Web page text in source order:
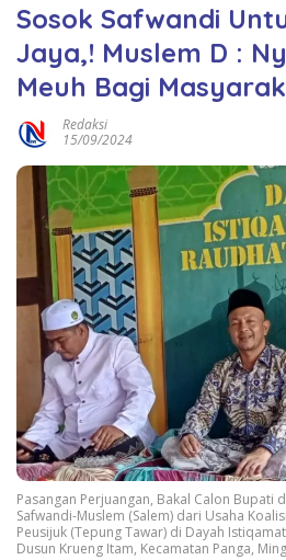
Sosok Safwandi
Jaya,! Muslem D :
Meuh Bagi
Redaksi
15/09/2024
Pasangan Perjuangan, Bakal Calon Bupati
Safwandi-Muslem (Salem) dari Usaha
Peusijuk (Tepung Tawar) di Dayah
Dusun Krueng Itam, Kecamatan Panga,